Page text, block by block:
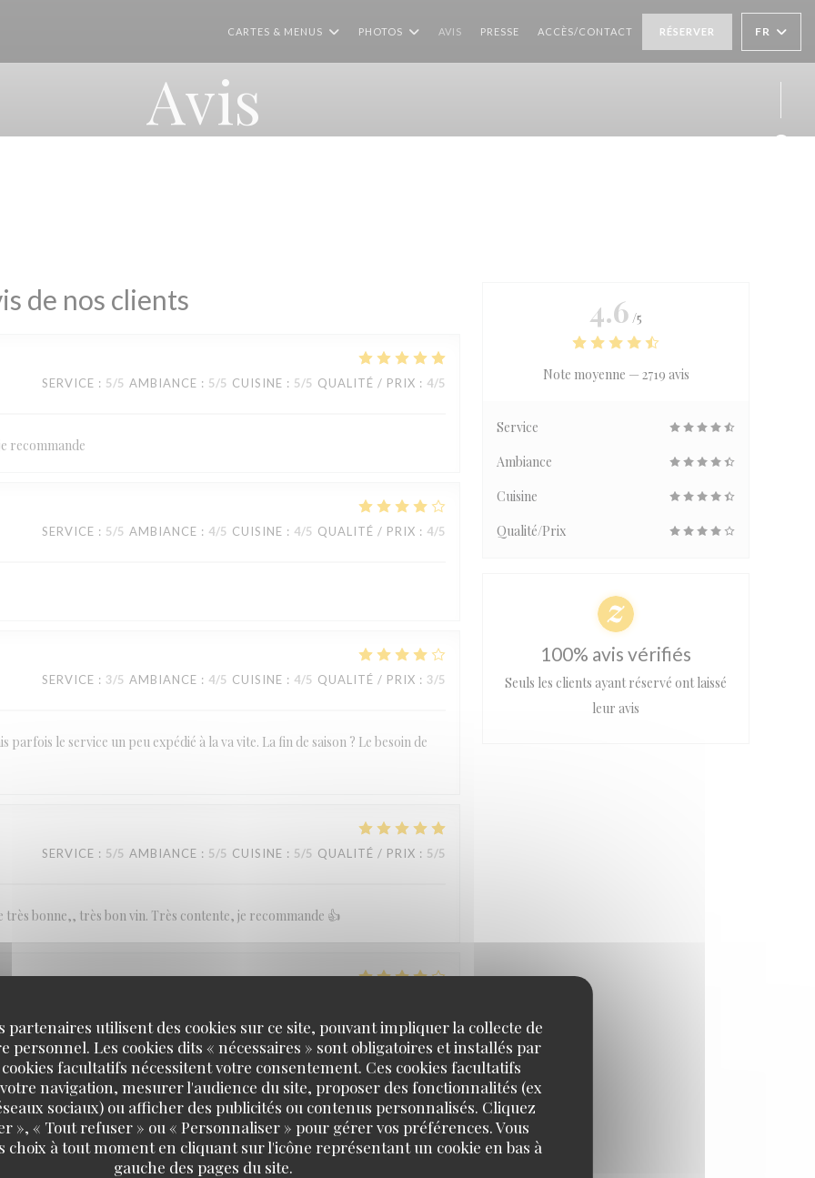
partenaires utilisent des cookies sur ce site, pouvant impliquer la collecte de
personnel. Les cookies dits « nécessaires » sont obligatoires et installés par
facultatifs nécessitent votre consentement. Ces cookies facultatifs
navigation, mesurer l'audience du site, proposer des fonctionnalités (ex
sociaux) ou afficher des publicités ou contenus personnalisés. Cliquez
», « Tout refuser » ou « Personnaliser » pour gérer vos préférences. Vous
choix à tout moment en cliquant sur l'icône représentant un cookie en bas à
gauche des pages du site.
CARTES & MENUS PHOTOS AVIS PRESSE ACCÈS/CONTACT RÉSERVER FR
Avis
de nos clients
SERVICE : 5/5 AMBIANCE : 5/5 CUISINE : 5/5 QUALITÉ / PRIX : 4/5
recommande
SERVICE : 5/5 AMBIANCE : 4/5 CUISINE : 4/5 QUALITÉ / PRIX : 4/5
SERVICE : 3/5 AMBIANCE : 4/5 CUISINE : 4/5 QUALITÉ / PRIX : 3/5
le service un peu expédié à la va vite. La fin de saison ? Le besoin de
SERVICE : 5/5 AMBIANCE : 5/5 CUISINE : 5/5 QUALITÉ / PRIX : 5/5
bonne,, très bon vin. Très contente, je recommande 👍
SERVICE: 5 /5 AMBIANCE: 5/5 CUISINE : 5/5 QUALITÉ / PRIX: 5/5
fois (midi ou dîner), je ne suis jamais déçue, toujours satisfaite, très bons
4.6 /5
Note moyenne — 2719 avis
Service
Ambiance
Cuisine
Qualité/Prix
100% avis vérifiés
Seuls les clients ayant réservé ont laissé
leur avis
Paulette